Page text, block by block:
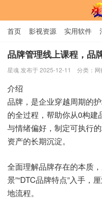
首页 影视资源 实用软件
用户中心 书籍 娱乐
品牌管理线上课程，品
星魂 发布于 2025-12-11 分类：
介绍
品牌，是企业穿越周期的
的全过程，帮助你从0构
与情绪偏好，制定可执行
资产的长期沉淀。
全面理解品牌存在的本质
景”“DTC品牌特点”入手，
地流程。